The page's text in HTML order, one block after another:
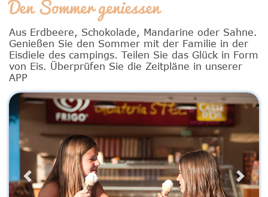
Den Sommer geniessen
Aus Erdbeere, Schokolade, Mandarine oder Sahne.
Genießen Sie den Sommer mit der Familie in der
Eisdiele des campings. Teilen Sie das Glück in Form
von Eis. Überprüfen Sie die Zeitpläne in unserer
APP
Previous Next